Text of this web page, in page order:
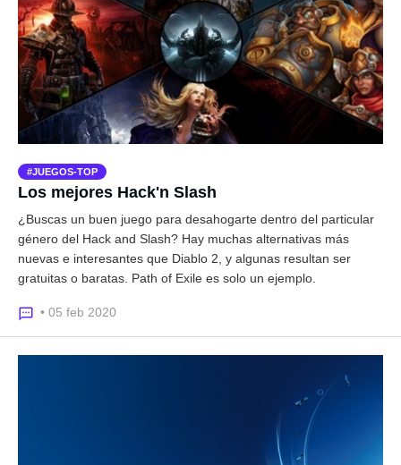
JUEGOS-TOP
Los mejores Hack'n Slash
¿Buscas un buen juego para desahogarte dentro del particular
género del Hack and Slash? Hay muchas alternativas más
nuevas e interesantes que Diablo 2, y algunas resultan ser
gratuitas o baratas. Path of Exile es solo un ejemplo.
• 05 feb 2020